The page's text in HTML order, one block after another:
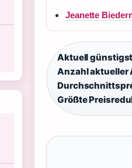
Jeanette
Aktuell
Anzahl aktueller
Größte